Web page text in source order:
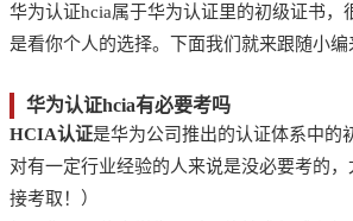
华为认证hcia属于华为认证里的初级证书
是看你个人的选择。下面我们就来跟随小编
华为认证hcia有必要考吗
HCIA认证是华为公司推出的认证体系中的
对有一定行业经验的人来说是没必要考的
接考取！）